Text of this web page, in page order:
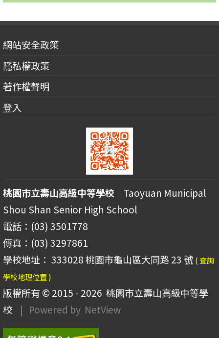
網站安全政策
隱私權政策
著作權聲明
登入
桃園市立壽山高級中等學校 Taoyuan Municipal
Shou Shan Senior High School
電話：(03) 3501778
傳真：(03) 3297861
學校地址： 333028 桃園市龜山區大同路 23 號 ( 查詢
學校地理位置 )
版權所有 © 2015 - 2026 桃園市立壽山高級中等學
校
| Powered by NetView